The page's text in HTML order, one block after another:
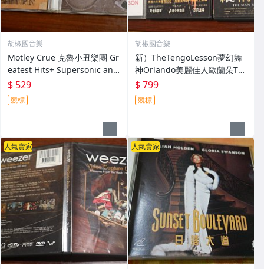
胡椒國音樂
Motley Crue 克魯小丑樂團 Gr
eatest Hits+ Supersonic and
Demonic Relics
$ 529
競標
胡椒國音樂
新）TheTengoLesson夢幻舞
神Orlando美麗佳人歐蘭朵Th
eManWhoCried縱情四海+夢
幻舞神原聲帶CD Sally Potter
莎莉波特
$ 799
競標
人氣賣家 人氣賣家